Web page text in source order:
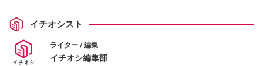
イチオシスト
ライター / 編集
イチオシ編集部